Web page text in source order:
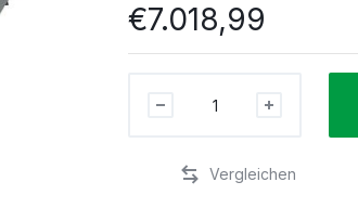
€7.018,99
Sägespaltautomat